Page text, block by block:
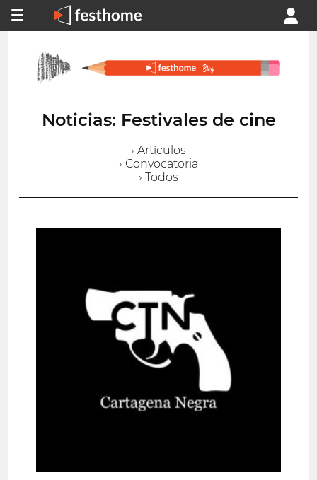
Noticias: Festivales de cine
› Artículos
› Convocatoria
› Todos